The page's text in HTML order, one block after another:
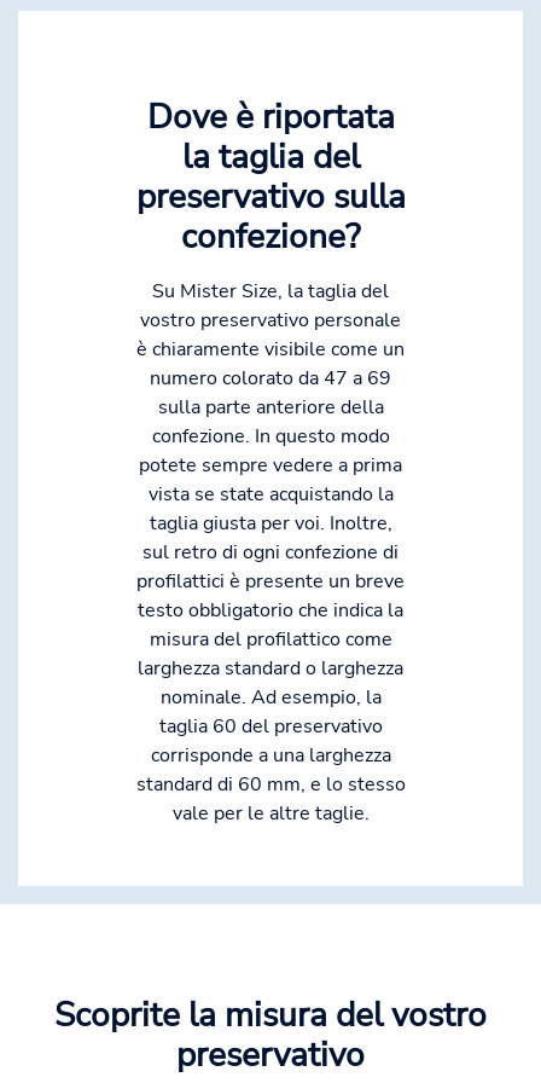
Dove è riportata
la taglia del
preservativo sulla
confezione?
Su Mister Size, la taglia del
vostro preservativo personale
è chiaramente visibile come un
numero colorato da 47 a 69
sulla parte anteriore della
confezione. In questo modo
potete sempre vedere a prima
vista se state acquistando la
taglia giusta per voi. Inoltre,
sul retro di ogni confezione di
profilattici è presente un breve
testo obbligatorio che indica la
misura del profilattico come
larghezza standard o larghezza
nominale. Ad esempio, la
taglia 60 del preservativo
corrisponde a una larghezza
standard di 60 mm, e lo stesso
vale per le altre taglie.
Scoprite la misura del vostro
preservativo